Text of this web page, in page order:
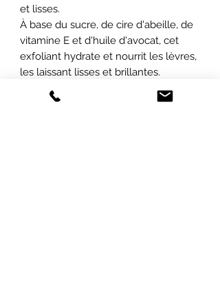
et lisses.
À base du sucre, de cire d'abeille, de
vitamine E et d'huile d'avocat, cet
exfoliant hydrate et nourrit les lèvres,
les laissant lisses et brillantes.